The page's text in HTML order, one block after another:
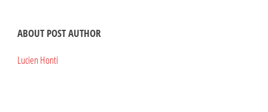
ABOUT POST AUTHOR
Lucien Honti